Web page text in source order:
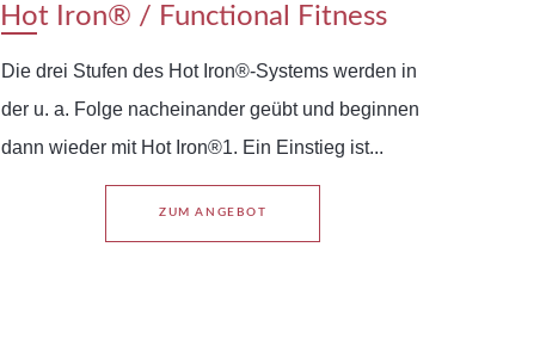
Hot Iron® / Functional Fitness
Die drei Stufen des Hot Iron®-Systems werden in
der u. a. Folge nacheinander geübt und beginnen
dann wieder mit Hot Iron®1. Ein Einstieg ist...
ZUM ANGEBOT